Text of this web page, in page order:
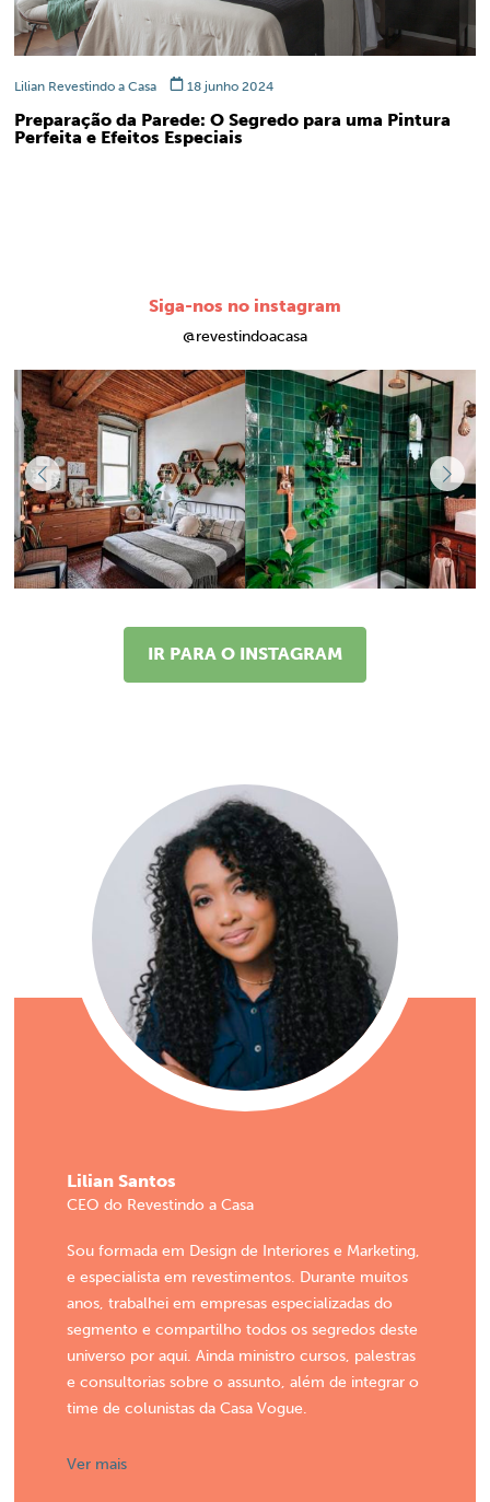
Lilian Revestindo a Casa 18 junho 2024
Preparação da Parede: O Segredo para uma Pintura
Perfeita e Efeitos Especiais
Siga-nos no instagram
@revestindoacasa
IR PARA O INSTAGRAM
Lilian Santos
CEO do Revestindo a Casa
Sou formada em Design de Interiores e Marketing,
e especialista em revestimentos. Durante muitos
anos, trabalhei em empresas especializadas do
segmento e compartilho todos os segredos deste
universo por aqui. Ainda ministro cursos, palestras
e consultorias sobre o assunto, além de integrar o
time de colunistas da Casa Vogue.
Ver mais